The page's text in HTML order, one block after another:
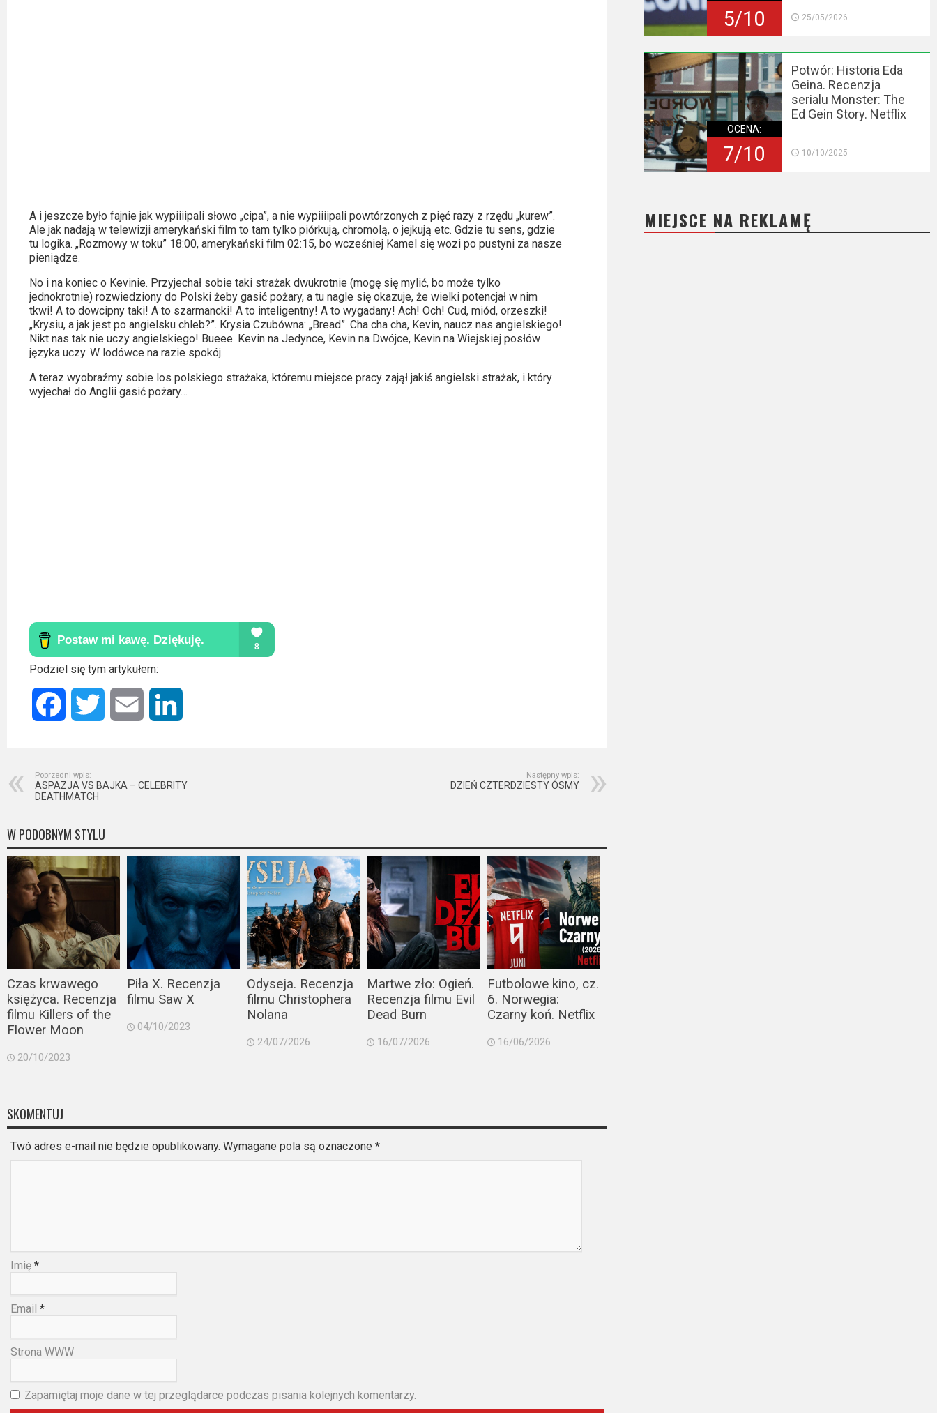
2021
2020
2019
2018
2016
2017
A i jeszcze było fajnie jak wypiiiipali słowo „cipa”, a nie wypiiiipali powtórzonych z pięć razy z rzędu „kurew”.
Ale jak nadają w telewizji amerykański film to tam tylko piórkują, chromolą, o jejkują etc. Gdzie tu sens, gdzie
tu logika. „Rozmowy w toku” 18:00, amerykański film 02:15, bo wcześniej Kamel się wozi po pustyni za nasze
pieniądze.
No i na koniec o Kevinie. Przyjechał sobie taki strażak dwukrotnie (mogę się mylić, bo może tylko
jednokrotnie) rozwiedziony do Polski żeby gasić pożary, a tu nagle się okazuje, że wielki potencjał w nim
tkwi! A to dowcipny taki! A to szarmancki! A to inteligentny! A to wygadany! Ach! Och! Cud, miód, orzeszki!
„Krysiu, a jak jest po angielsku chleb?”. Krysia Czubówna: „Bread”. Cha cha cha, Kevin, naucz nas angielskiego!
Nikt nas tak nie uczy angielskiego! Bueee. Kevin na Jedynce, Kevin na Dwójce, Kevin na Wiejskiej posłów
języka uczy. W lodówce na razie spokój.
A teraz wyobraźmy sobie los polskiego strażaka, któremu miejsce pracy zajął jakiś angielski strażak, i który
wyjechał do Anglii gasić pożary…
Podziel się tym artykułem:
Facebook Twitter Email
Poprzedni wpis:
ASPAZJA VS BAJKA – CELEBRITY
DEATHMATCH
Następny wpis:
DZIEŃ CZTERDZIESTY ÓSMY
W PODOBNYM STYLU
Czas krwawego
księżyca. Recenzja
filmu Killers of the
Flower Moon
20/10/2023
Piła X. Recenzja
filmu Saw X
04/10/2023
Odyseja. Recenzja
filmu Christophera
Nolana
24/07/2026
Martwe zło: Ogień.
Recenzja filmu Evil
Dead Burn
16/07/2026
Futbolowe kino, cz.
6. Norwegia:
Czarny koń. Netflix
16/06/2026
SKOMENTUJ
Twó adres e-mail nie będzie opublikowany. Wymagane pola są oznaczone *
Imię *
Email *
Strona WWW
Zapamiętaj moje dane w tej przeglądarce podczas pisania kolejnych komentarzy.
5/10 25/05/2026
OCENA:
7/10
Potwór: Historia Eda
Geina. Recenzja
serialu Monster: The
Ed Gein Story. Netflix
10/10/2025
MIEJSCE NA REKLAMĘ